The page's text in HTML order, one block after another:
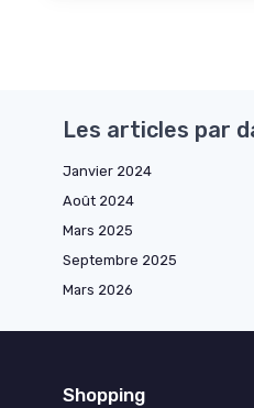
Les articles par
Janvier 2024
Août 2024
Mars 2025
Septembre 2025
Mars 2026
Shopping